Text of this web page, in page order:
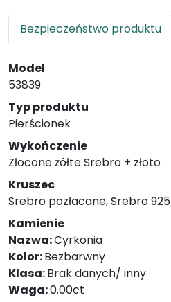
Bezpieczeństwo produktu
Model
53839
Typ produktu
Pierścionek
Wykończenie
Złocone żółte Srebro + złoto
Kruszec
Srebro pozłacane, Srebro 925
Kamienie
Nazwa:Cyrkonia
Kolor:Bezbarwny
Klasa:Brak danych/ inny
Waga:0.00ct